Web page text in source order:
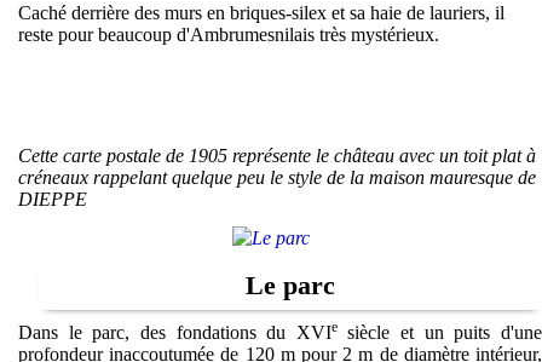
Caché derrière des murs en briques-silex et sa haie de lauriers, il
reste pour beaucoup d'Ambrumesnilais très mystérieux.
Cette carte postale de 1905 représente le château avec un toit plat à
créneaux rappelant quelque peu le style de la maison mauresque de
DIEPPE
Le parc
Dans le parc, des fondations du XVIesiècle et un puits d'une
profondeur inaccoutumée de 120 m pour 2 m de diamètre intérieur,